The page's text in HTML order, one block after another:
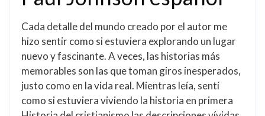
Cada detalle del mundo creado por el autor me
hizo sentir como si estuviera explorando un lugar
nuevo y fascinante. A veces, las historias más
memorables son las que toman giros inesperados,
justo como en la vida real. Mientras leía, sentí
como si estuviera viviendo la historia en primera